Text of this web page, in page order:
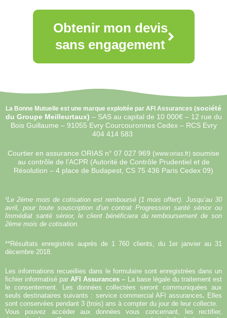
Obtenir mon devis
sans engagement
La Bonne Mutuelle est une marque exploitée par AFI Assurances (société
du Groupe Meilleurtaux) – SAS au capital de 10 000€ – 12 rue du
Bois Guillaume – 91055 Evry Courcouronnes Cedex – RCS Evry
404 414 583
Courtier en assurance ORIAS n° 07 027 969 (www.orias.fr) soumise
au contrôle de l’ACPR (Autorité de Contrôle Prudentiel et de
Résolution – 4 place de Budapest, CS 75 436 Paris Cedex 09)
¹Le 2ème mois de cotisation est remboursé (1 mois offert). Jusqu’au 30
avril, pour toute souscription d’un contrat Progression santé sénior ou
Immédiat santé sénior, le client bénéficiera du remboursement de son
2ème mois de cotisation.
**Résultats enregistrés auprès de 1 760 clients, du 1er janvier au 31
décembre 2018.
Les informations recueillies dans le formulaire sont enregistrées dans un
fichier informatisé parAFI Assurances – La base légale du traitement est
le consentement. Les données collectées seront communiquées aux
seuls destinataires suivants : service commercial AFI assurances. Elles
sont conservées pendant 3 (trois) ans à compter du jour de leur collecte.
Vous pouvez accéder aux données vous concernant, les rectifier,